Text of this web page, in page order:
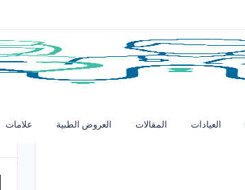
العيادات المقالات العروض الطبية علامات